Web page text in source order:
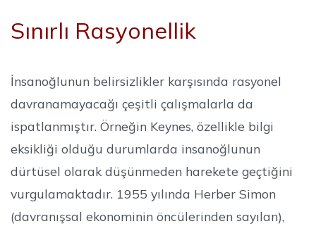
Sınırlı Rasyonellik
İnsanoğlunun belirsizlikler karşısında rasyonel
davranamayacağı çeşitli çalışmalarla da
ispatlanmıştır. Örneğin Keynes, özellikle bilgi
eksikliği olduğu durumlarda insanoğlunun
dürtüsel olarak düşünmeden harekete geçtiğini
vurgulamaktadır. 1955 yılında Herber Simon
(davranışsal ekonominin öncülerinden sayılan),